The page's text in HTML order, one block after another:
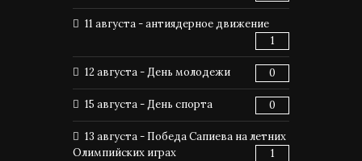
11 августа - антиядерное движение
1
12 августа - День молодежи 0
15 августа - День спорта 0
13 августа - Победа Сапиева на летних
Олимпийских играх
1